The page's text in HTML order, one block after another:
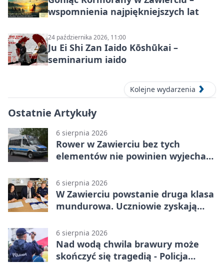
wspomnienia najpiękniejszych lat
24 października 2026, 11:00
Ju Ei Shi Zan Iaido Kōshūkai –
seminarium iaido
Kolejne wydarzenia
Ostatnie Artykuły
6 sierpnia 2026
Rower w Zawierciu bez tych
elementów nie powinien wyjechać
6 sierpnia 2026
W Zawierciu powstanie druga klasa
mundurowa. Uczniowie zyskają
6 sierpnia 2026
Nad wodą chwila brawury może
skończyć się tragedią - Policja